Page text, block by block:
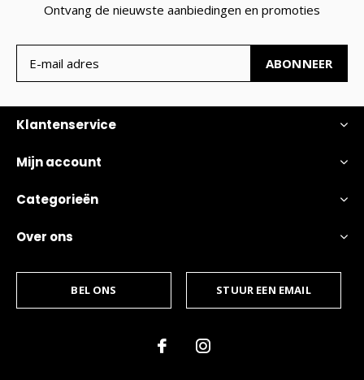
Ontvang de nieuwste aanbiedingen en promoties
ABONNEER
Klantenservice
Mijn account
Categorieën
Over ons
BEL ONS STUUR EEN EMAIL